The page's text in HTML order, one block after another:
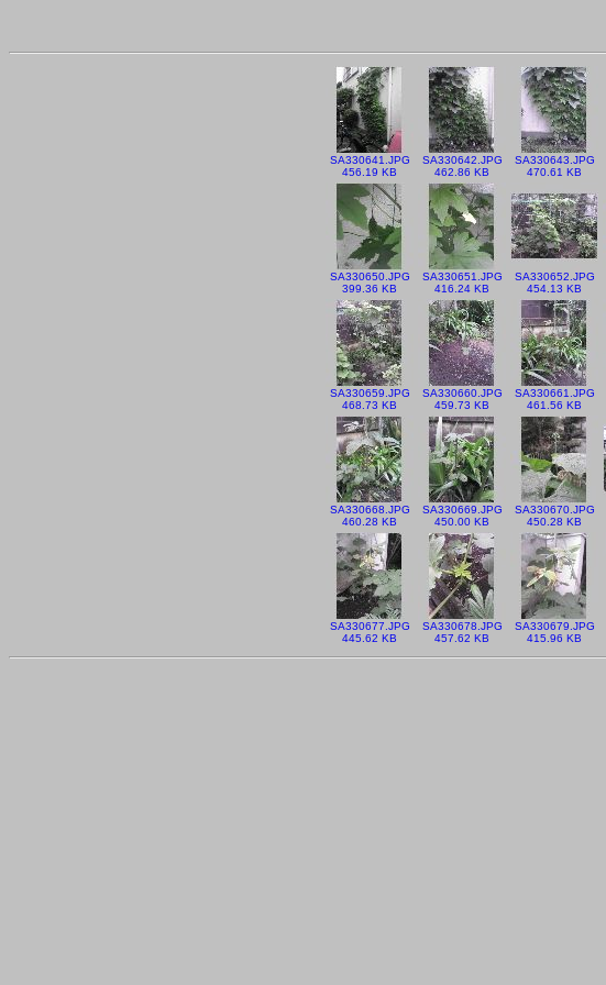
SA330641.JPG
456.19 KB
SA330642.JPG
462.86 KB
SA330643.JPG
470.61 KB
SA330650.JPG
399.36 KB
SA330651.JPG
416.24 KB
SA330652.JPG
454.13 KB
SA330659.JPG
468.73 KB
SA330660.JPG
459.73 KB
SA330661.JPG
461.56 KB
SA330668.JPG
460.28 KB
SA330669.JPG
450.00 KB
SA330670.JPG
450.28 KB
SA330677.JPG
445.62 KB
SA330678.JPG
457.62 KB
SA330679.JPG
415.96 KB